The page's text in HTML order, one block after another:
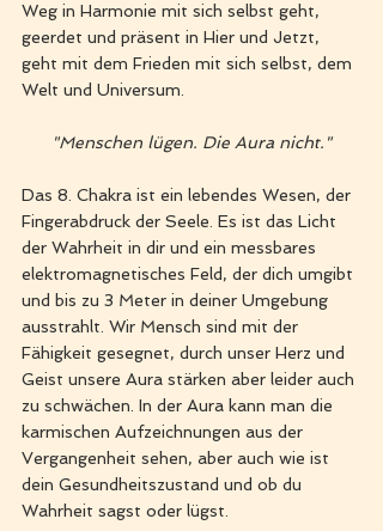
Weg in Harmonie mit sich selbst geht,
geerdet und präsent in Hier und Jetzt,
geht mit dem Frieden mit sich selbst, dem
Welt und Universum.
"Menschen lügen. Die Aura nicht."
Das 8. Chakra ist ein lebendes Wesen, der
Fingerabdruck der Seele. Es ist das Licht
der Wahrheit in dir und ein messbares
elektromagnetisches Feld, der dich umgibt
und bis zu 3 Meter in deiner Umgebung
ausstrahlt. Wir Mensch sind mit der
Fähigkeit gesegnet, durch unser Herz und
Geist unsere Aura stärken aber leider auch
zu schwächen. In der Aura kann man die
karmischen Aufzeichnungen aus der
Vergangenheit sehen, aber auch wie ist
dein Gesundheitszustand und ob du
Wahrheit sagst oder lügst.